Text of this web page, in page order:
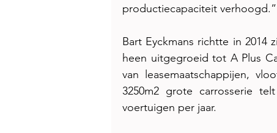
productiecapaciteit verhoogd.”
Bart Eyckmans richtte in
heen uitgegroeid tot A Plus
van leasemaatschappijen,
3250m2 grote carrosserie
voertuigen per jaar.